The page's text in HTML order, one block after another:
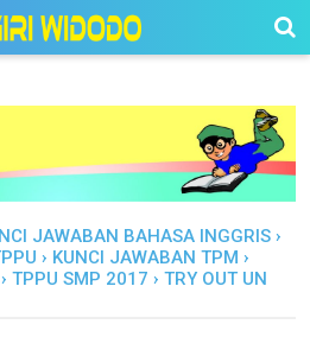
JAWABAN BAHASA INGGRIS ›
› KUNCI JAWABAN TPM ›
› TPPU SMP 2017 › TRY OUT UN